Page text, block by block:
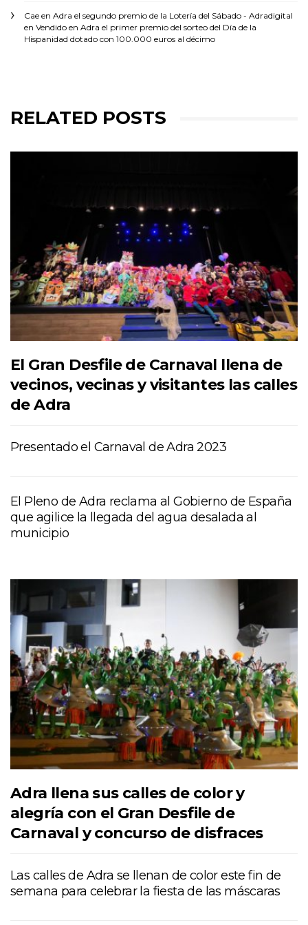
Cae en Adra el segundo premio de la Lotería del Sábado - Adradigital
en Vendido en Adra el primer premio del sorteo del Día de la
Hispanidad dotado con 100.000 euros al décimo
RELATED POSTS
El Gran Desfile de Carnaval llena de
vecinos, vecinas y visitantes las calles
de Adra
Presentado el Carnaval de Adra 2023
El Pleno de Adra reclama al Gobierno de España
que agilice la llegada del agua desalada al
municipio
Adra llena sus calles de color y
alegría con el Gran Desfile de
Carnaval y concurso de disfraces
Las calles de Adra se llenan de color este fin de
semana para celebrar la fiesta de las máscaras